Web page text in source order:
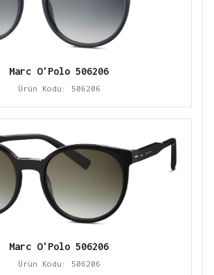
Marc O'Polo 506206
Ürün Kodu: 506206
Marc O'Polo 506206
Ürün Kodu: 506206